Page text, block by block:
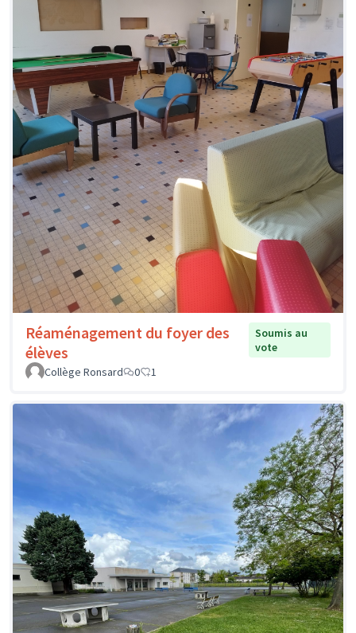
Réaménagement du foyer des
élèves
Soumis au
vote
Collège Ronsard
0 1